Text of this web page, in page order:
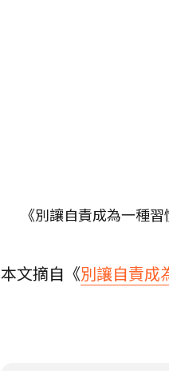
《別讓自責成為一種
本文摘自《別讓自責成